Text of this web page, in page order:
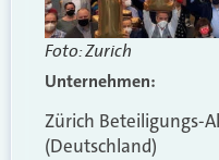
Foto: Zurich
Unternehmen:
Zürich Beteiligungs-
(Deutschland)